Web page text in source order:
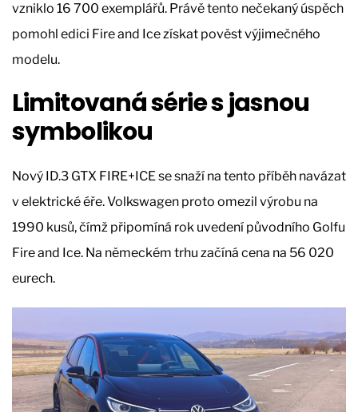
vzniklo 16 700 exemplářů. Právě tento nečekaný úspěch
pomohl edici Fire and Ice získat pověst výjimečného
modelu.
Limitovaná série s jasnou
symbolikou
Nový ID.3 GTX FIRE+ICE se snaží na tento příběh navázat
v elektrické éře. Volkswagen proto omezil výrobu na
1990 kusů, čímž připomíná rok uvedení původního Golfu
Fire and Ice. Na německém trhu začíná cena na 56 020
eurech.